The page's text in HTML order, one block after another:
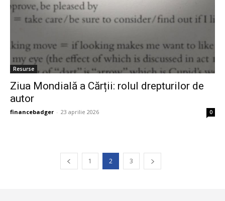
Resurse
Ziua Mondială a Cărții: rolul drepturilor de
autor
financebadger - 23 aprilie 2026 0
1 2 3